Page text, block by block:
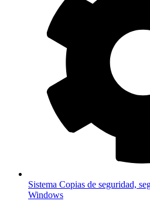
Sistema Copias de seguridad,
Windows